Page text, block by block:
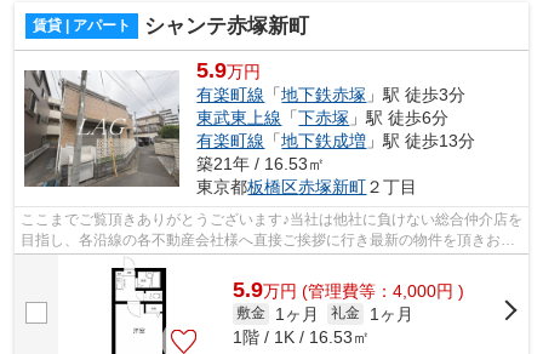
賃貸 | アパート シャンテ赤塚新町
5.9万円
有楽町線 「地下鉄赤塚 」駅 徒歩3分
東武東上線 「下赤塚 」駅 徒歩6分
有楽町線 「地下鉄成増 」駅 徒歩13分
築21年 / 16.53㎡
東京都板橋区赤塚新町２丁目
ここまでご覧頂きありがとうございます♪当社は他社に負けない総合仲介店を
目指し、各沿線の各不動産会社様へ直接ご挨拶に行き最新の物件を頂きお客
様へ提供しております！最新の情報は...
5.9万円 (管理費等：4,000円 )
敷金 1ヶ月 礼金
1ヶ月
1階 / 1K / 16.53㎡